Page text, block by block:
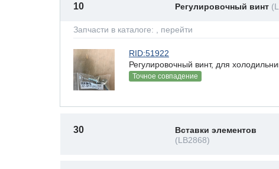
10 Регулировочный винт
Запчасти в каталоге: , перейти
RID:51922
Регулировочный винт, для
Точное совпадение
30
Вставки элементов
(LB2868)